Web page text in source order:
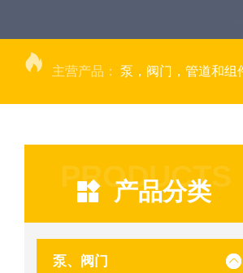
主营产品： 泵，阀门，管道和组
PRODUCTS
产品分类
泵、阀门